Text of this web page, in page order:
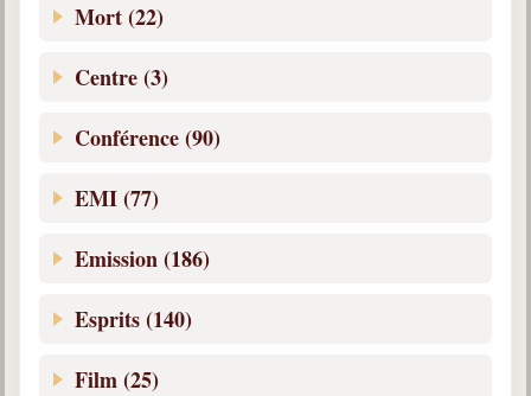
Les Illustrés
Vidéos courtes de Divaldo
Centres spirites
Fédérations spirites
Médias spirites
Mort (22)
Centre (3)
Conférence (90)
EMI (77)
Emission (186)
Esprits (140)
Film (25)